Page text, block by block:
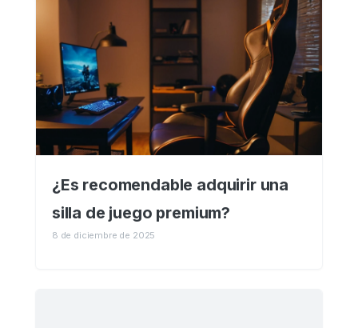
¿Es recomendable adquirir una
silla de juego premium?
8 de diciembre de 2025